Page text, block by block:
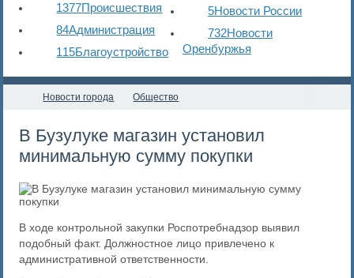
1377Происшествия
84Администрация
115Благоустройство
5Новости России
732Новости
Оренбуржья
Новости города Общество
В Бузулуке магазин установил
минимальную сумму покупки
В ходе контрольной закупки Роспотребнадзор выявил
подобный факт. Должностное лицо привлечено к
административной ответственности.